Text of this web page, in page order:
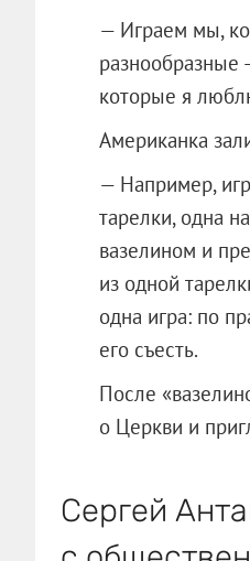
— Играем мы,
разнообразные
которые я
Американка
— Например,
тарелки, одна
вазелином и
из одной
одна игра: по
его съесть.
После
о Церкви и
Сергей